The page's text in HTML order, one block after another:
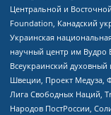
Центральной и
Foundation, Канадский
Украинская
научный центр им Вудро
Всеукраинский
Швеции, Проект Медуза,
Лига Свободных Наций,
Народов ПостРоссии,